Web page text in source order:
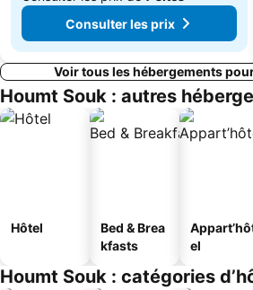
Consulter les prix
Voir tous les hébergements
Houmt Souk : autres
Hôtel
Bed & Brea
kfasts
el
Houmt Souk : catégories